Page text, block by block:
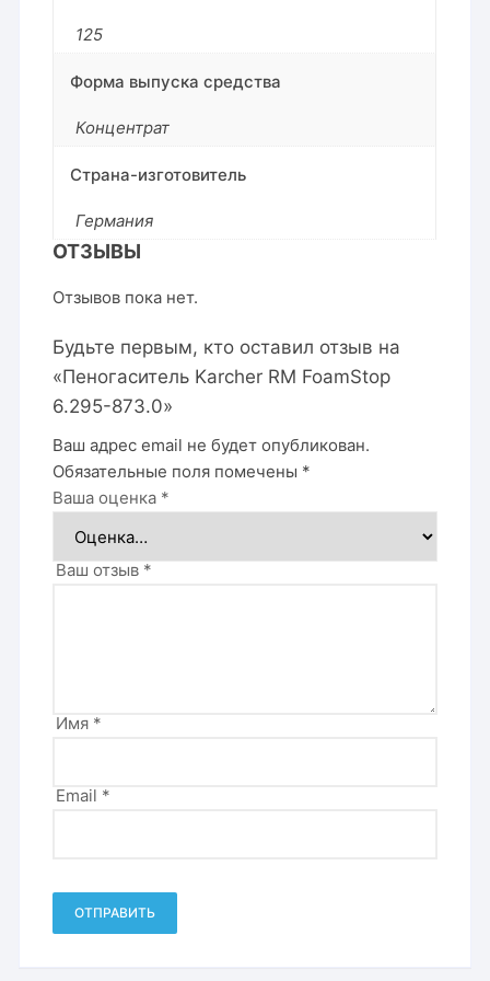
125
Форма выпуска средства
Концентрат
Страна-изготовитель
Германия
ОТЗЫВЫ
Отзывов пока нет.
Будьте первым, кто оставил отзыв на
«Пеногаситель Karcher RM FoamStop
6.295-873.0»
Ваш адрес email не будет опубликован.
Обязательные поля помечены *
Ваша оценка *
Ваш отзыв *
Имя *
Email *